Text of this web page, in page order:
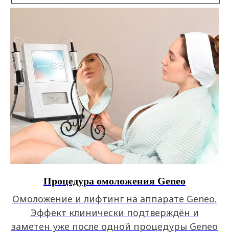
Процедура омоложения Geneo
Омоложение и лифтинг на аппарате Geneo.
Эффект клинически подтверждён и
заметен уже после одной процедуры Geneo